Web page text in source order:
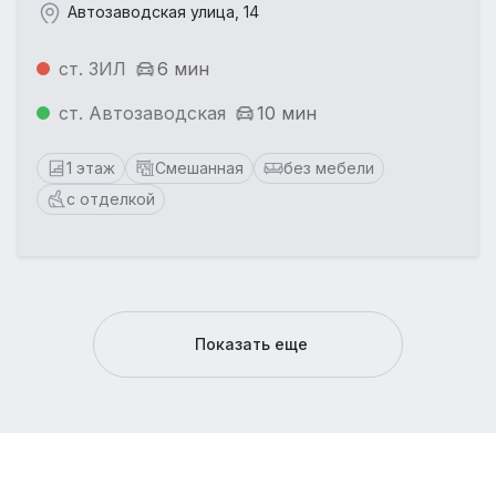
Автозаводская улица, 14
ст. ЗИЛ
6 мин
ст. Автозаводская
10 мин
1 этаж Смешанная
без мебели
с отделкой
Показать еще